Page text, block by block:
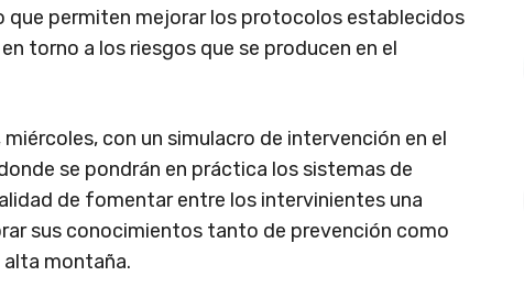
permiten mejorar los protocolos establecidos
torno a los riesgos que se producen en el
con un simulacro de intervención en el
se pondrán en práctica los sistemas de
de fomentar entre los intervinientes una
sus conocimientos tanto de prevención como
alta montaña.